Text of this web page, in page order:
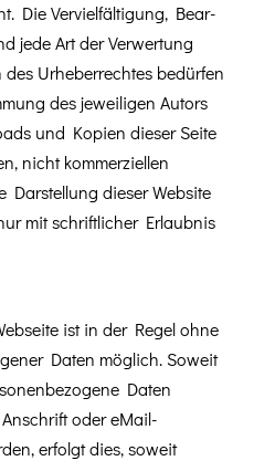
Die Vervielfäl­ti­gung, Bear­
jede Art der Ver­w­er­tung
Urhe­ber­recht­es bedür­fen
des jew­eili­gen Autors
und Kopi­en dieser Seite
nicht kom­merziellen
Darstel­lung dieser Web­site
mit schriftlich­er Erlaub­nis
ist in der Regel ohne
Dat­en möglich. Soweit
Dat­en
oder eMail-
erfol­gt dies, soweit